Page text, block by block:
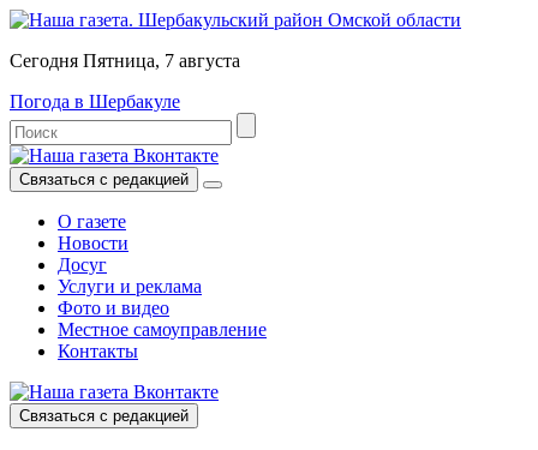
Сегодня Пятница, 7 августа
Погода в Шербакуле
Связаться с редакцией
О газете
Новости
Досуг
Услуги и реклама
Фото и видео
Местное самоуправление
Контакты
Связаться с редакцией